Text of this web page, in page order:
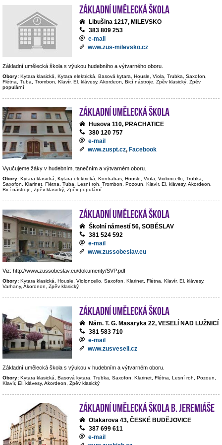
Základní umělecká škola
Libušina 1217, MILEVSKO
383 809 253
e-mail
www.zus-milevsko.cz
Základní umělecká škola s výukou hudebního a výtvarného oboru.
Obory: Kytara klasická, Kytara elektrická, Basová kytara, Housle, Viola, Trubka, Saxofon,
Flétna, Tuba, Trombon, Klavír, El. klávesy, Akordeon, Bicí nástroje, Zpěv klasický, Zpěv
populární
Základní umělecká škola
Husova 110, PRACHATICE
380 120 757
e-mail
www.zuspt.cz, Facebook
Vyučujeme žáky v hudebním, tanečním a výtvarném oboru.
Obory: Kytara klasická, Kytara elektrická, Kontrabas, Housle, Viola, Violoncello, Trubka,
Saxofon, Klarinet, Flétna, Tuba, Lesní roh, Trombon, Pozoun, Klavír, El. klávesy, Akordeon,
Bicí nástroje, Zpěv klasický, Zpěv populární
Základní umělecká škola
Školní námestí 56, SOBĚSLAV
381 524 592
e-mail
www.zussobeslav.eu
Viz: http://www.zussobeslav.eu/dokumenty/SVP.pdf
Obory: Kytara klasická, Housle, Violoncello, Saxofon, Klarinet, Flétna, Klavír, El. klávesy,
Varhany, Akordeon, Zpěv klasický
Základní umělecká škola
Nám. T. G. Masaryka 22, VESELÍ NAD LUŽNICÍ
381 583 710
e-mail
www.zusveseli.cz
Základní umělecká škola s výukou v hudebním a výtvarném oboru.
Obory: Kytara klasická, Basová kytara, Trubka, Saxofon, Klarinet, Flétna, Lesní roh, Pozoun,
Klavír, El. klávesy, Akordeon, Zpěv klasický
Základní umělecká škola B. Jeremiáše
Otakarova 43, ČESKÉ BUDĚJOVICE
387 699 611
e-mail